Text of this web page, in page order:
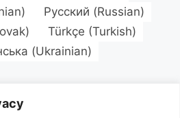
) Русский (Russian)
) Türkçe (Turkish)
(Ukrainian)